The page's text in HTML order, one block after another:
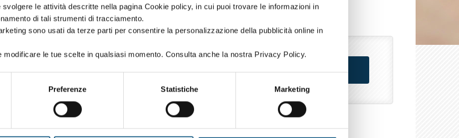
svolgere le attività descritte nella pagina Cookie policy, in cui puoi trovare le informazioni in
di tali strumenti di tracciamento.
sono usati da terze parti per consentire la personalizzazione della pubblicità online in
modificare le tue scelte in qualsiasi momento. Consulta anche la nostra Privacy Policy.
Preferenze Statistiche Marketing
PASSWORD (minimo 8 caratteri)
se iscriverti al corso come azienda o come privato.